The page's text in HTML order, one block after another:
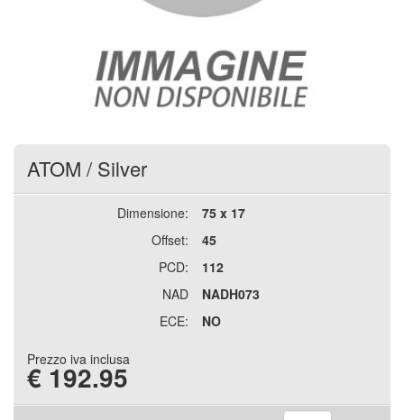
ATOM / Silver
Dimensione:
75 x 17
Offset:
45
PCD:
112
NAD
NADH073
ECE:
NO
Prezzo iva inclusa
€ 192.95